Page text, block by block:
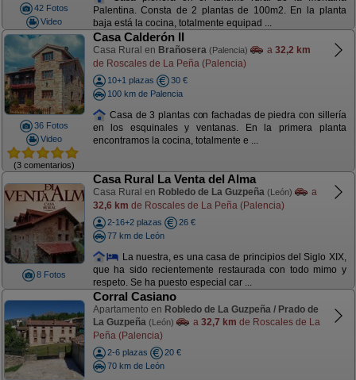
42 Fotos
Video
Palentina. Consta de 2 plantas de 100m2. En la planta
baja está la cocina, totalmente equipad ...
36 Fotos
Video
(3 comentarios)
Casa Calderón II
Casa Rural en Brañosera (Palencia) a 32,2 km
de Roscales de La Peña (Palencia)
10+1 plazas
30 €
100 km de Palencia
Casa de 3 plantas con fachadas de piedra con sillería
en los esquinales y ventanas. En la primera planta
encontramos la cocina, totalmente e ...
8 Fotos
Casa Rural La Venta del Alma
Casa Rural en Robledo de La Guzpeña (León)
a
32,6 km de Roscales de La Peña (Palencia)
2-16+2 plazas
26 €
77 km de León
La nuestra, es una casa de principios del Siglo XIX,
que ha sido recientemente restaurada con todo mimo y
respeto. Se ha puesto especial car ...
Corral Casiano
Apartamento en Robledo de La Guzpeña / Prado de
La Guzpeña (León) a 32,7 km de Roscales de La
Peña (Palencia)
2-6 plazas
20 €
70 km de León